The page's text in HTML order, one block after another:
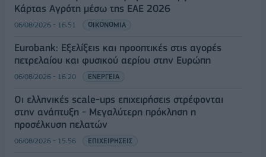
Κάρτας Αγρότη μέσω της ΕΑΕ 2026
06/08/2026 - 16:51 ΟΙΚΟΝΟΜΙΑ
Eurobank: Εξελίξεις και προοπτικές στις αγορές
πετρελαίου και φυσικού αερίου στην Ευρώπη
06/08/2026 - 16:20 ΕΝΕΡΓΕΙΑ
Οι ελληνικές scale-ups επιχειρήσεις στρέφονται
στην ανάπτυξη - Μεγαλύτερη πρόκληση η
προσέλκυση πελατών
06/08/2026 - 15:56 ΕΠΙΧΕΙΡΗΣΕΙΣ